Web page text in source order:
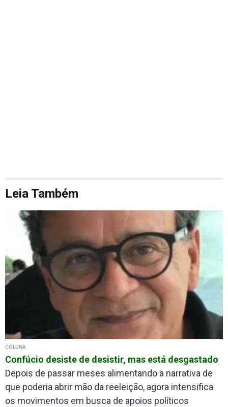
Leia Também
COLUNA
Confúcio desiste de desistir, mas está desgastado
Depois de passar meses alimentando a narrativa de
que poderia abrir mão da reeleição, agora intensifica
os movimentos em busca de apoios políticos